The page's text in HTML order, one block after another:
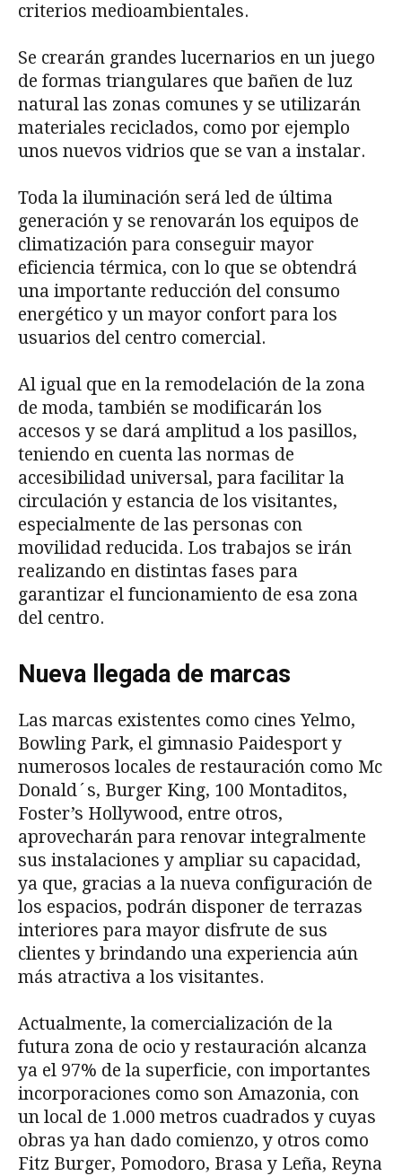
criterios medioambientales.
Se crearán grandes lucernarios en un juego
de formas triangulares que bañen de luz
natural las zonas comunes y se utilizarán
materiales reciclados, como por ejemplo
unos nuevos vidrios que se van a instalar.
Toda la iluminación será led de última
generación y se renovarán los equipos de
climatización para conseguir mayor
eficiencia térmica, con lo que se obtendrá
una importante reducción del consumo
energético y un mayor confort para los
usuarios del centro comercial.
Al igual que en la remodelación de la zona
de moda, también se modificarán los
accesos y se dará amplitud a los pasillos,
teniendo en cuenta las normas de
accesibilidad universal, para facilitar la
circulación y estancia de los visitantes,
especialmente de las personas con
movilidad reducida. Los trabajos se irán
realizando en distintas fases para
garantizar el funcionamiento de esa zona
del centro.
Nueva llegada de marcas
Las marcas existentes como cines Yelmo,
Bowling Park, el gimnasio Paidesport y
numerosos locales de restauración como Mc
Donald´s, Burger King, 100 Montaditos,
Foster’s Hollywood, entre otros,
aprovecharán para renovar integralmente
sus instalaciones y ampliar su capacidad,
ya que, gracias a la nueva configuración de
los espacios, podrán disponer de terrazas
interiores para mayor disfrute de sus
clientes y brindando una experiencia aún
más atractiva a los visitantes.
Actualmente, la comercialización de la
futura zona de ocio y restauración alcanza
ya el 97% de la superficie, con importantes
incorporaciones como son Amazonia, con
un local de 1.000 metros cuadrados y cuyas
obras ya han dado comienzo, y otros como
Fitz Burger, Pomodoro, Brasa y Leña, Reyna